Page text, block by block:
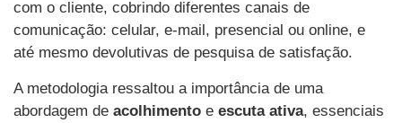
com o cliente, cobrindo diferentes canais de
comunicação: celular, e-mail, presencial ou online, e
até mesmo devolutivas de pesquisa de satisfação.
A metodologia ressaltou a importância de uma
abordagem de acolhimento e escuta ativa, essenciais